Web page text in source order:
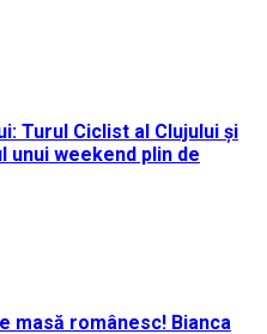
Turul Ciclist al Clujului și
weekend plin de
masă românesc! Bianca